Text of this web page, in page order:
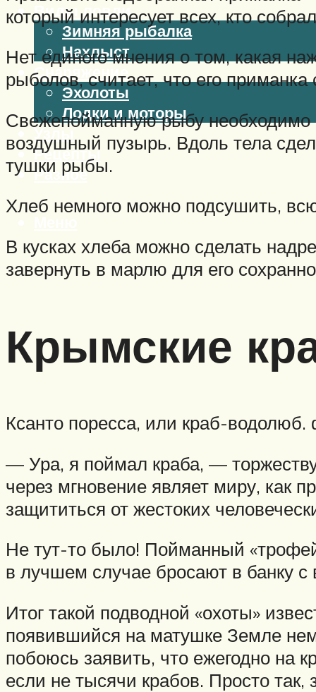
Виды ловли
Зимняя рыбалка
Нахлыст
Снаряжение
Эхолоты
Лодки и моторы
Узлы
Рецепты
Разное
который интересует всех, кто
Нет единого мнения о том, какая
рыболов, считает, что его
Свежепойманную рыбу необходимо
воздушный пузырь. Вдоль тела
тушки рыбы.
Хлеб немного можно подсушить,
В кусках хлеба можно сделать
завернуть в марлю для его
Крымские
Ксанто поресса, или краб-водолюб.
— Ура, я поймал краба, —
через мгновение являет миру, как
защититься от жестоких
Не тут-то было! Пойманный
в лучшем случае бросают в банку
Итог такой подводной «охоты»
появившийся на матушке Земле
побоюсь заявить, что ежегодно на
если не тысячи крабов. Просто так,